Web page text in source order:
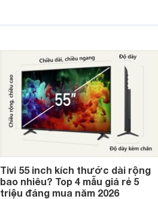
Tivi 55 inch kích thước dài rộng
bao nhiêu? Top 4 mẫu giá rẻ 5
triệu đáng mua năm 2026